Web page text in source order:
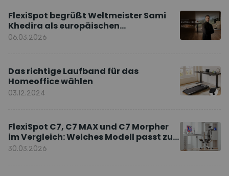
FlexiSpot begrüßt Weltmeister Sami
Khedira als europäischen
Markenbotschafter
06.03.2026
Das richtige Laufband für das
Homeoffice wählen
03.12.2024
FlexiSpot C7, C7 MAX und C7 Morpher
im Vergleich: Welches Modell passt zu
Ihnen?
30.03.2026